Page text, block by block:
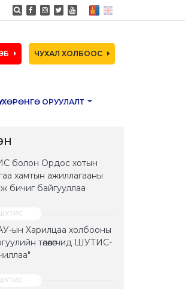
ЧУХАЛ ХОЛБООС
ХӨРӨНГӨ ОРУУЛАЛТ
болон Ордос хотын
хамтын ажиллагааны
бичиг байгууллаа
ын Харилцаа холбооны
төлөөлөгчид ШУТИС-